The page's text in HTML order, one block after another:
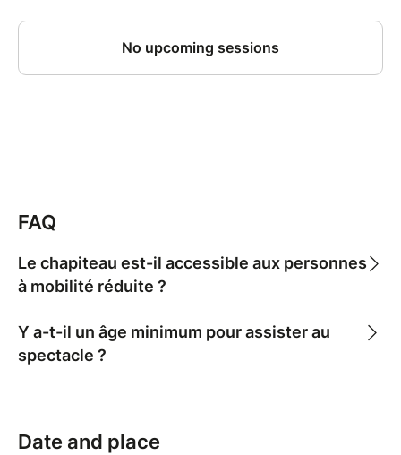
FAQ
Le chapiteau est-il accessible aux personnes
à mobilité réduite ?
Y a-t-il un âge minimum pour assister au
spectacle ?
Date and place